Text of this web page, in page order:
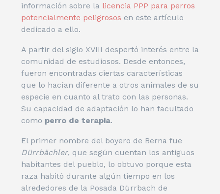
información sobre la licencia PPP para perros
potencialmente peligrosos en este artículo
dedicado a ello.
A partir del siglo XVIII despertó interés entre la
comunidad de estudiosos. Desde entonces,
fueron encontradas ciertas características
que lo hacían diferente a otros animales de su
especie en cuanto al trato con las personas.
Su capacidad de adaptación lo han facultado
como perro de terapia.
El primer nombre del boyero de Berna fue
Dürrbächler, que según cuentan los antiguos
habitantes del pueblo, lo obtuvo porque esta
raza habitó durante algún tiempo en los
alrededores de la Posada Dürrbach de